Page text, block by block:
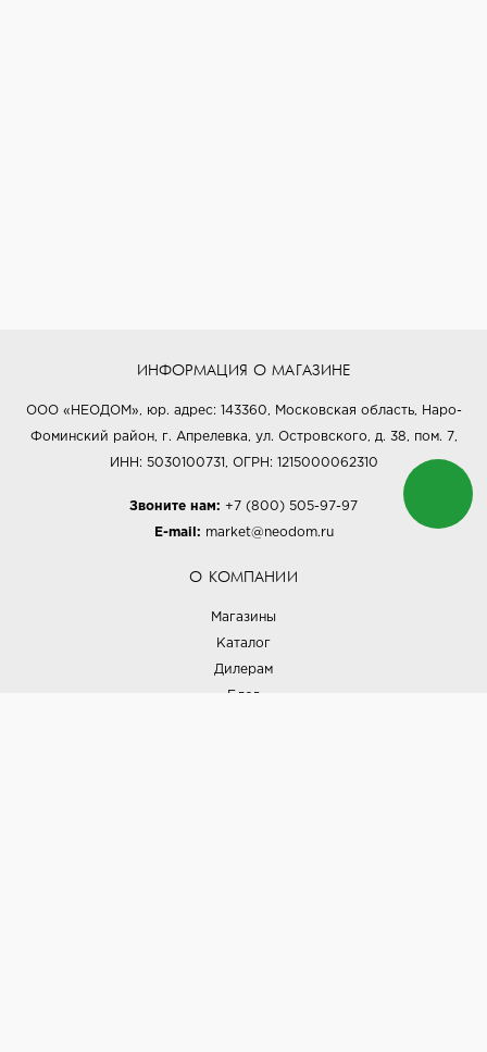
ИНФОРМАЦИЯ О МАГАЗИНЕ
ООО «НЕОДОМ», юр. адрес: 143360, Московская область, Наро-
Фоминский район, г. Апрелевка, ул. Островского, д. 38, пом. 7,
ИНН: 5030100731, ОГРН: 1215000062310
Звоните нам: +7 (800) 505-97-97
E-mail: market@neodom.ru
О КОМПАНИИ
Магазины
Каталог
Дилерам
Блог